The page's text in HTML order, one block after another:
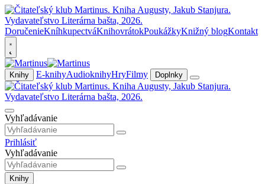
DoručenieKníhkupectváKnihovrátokPoukážkyKnižný blogKontakt
Knihy E-knihyAudioknihyHryFilmy Doplnky
Vyhľadávanie
Prihlásiť
Vyhľadávanie
Knihy